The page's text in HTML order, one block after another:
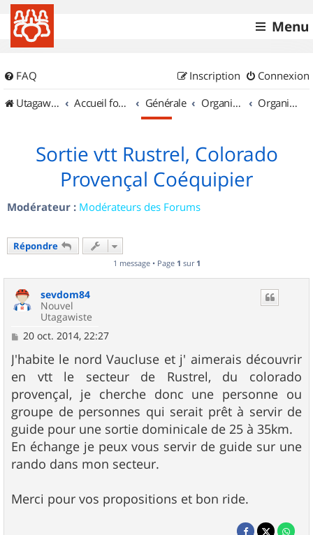
Menu
FAQ Connexion
Inscription
UtagawaVTT (Randos VTT et VTTAE avec traces GPS)
Accueil forum Générale Organisation de sorties & Recherche de partenaires Organisation de sorties en région Provence Alpes Côte d'Azur
Sortie vtt Rustrel, Colorado
Provençal Coéquipier
Modérateur : Modérateurs des Forums
Répondre
1 message • Page 1 sur 1
sevdom84
Nouvel
Utagawiste
M
s
s
a
g
e
20 oct. 2014, 22:27
J'habite le nord Vaucluse et j' aimerais découvrir
en vtt le secteur de Rustrel, du colorado
provençal, je cherche donc une personne ou
groupe de personnes qui serait prêt à servir de
guide pour une sortie dominicale de 25 à 35km.
En échange je peux vous servir de guide sur une
rando dans mon secteur.
Merci pour vos propositions et bon ride.